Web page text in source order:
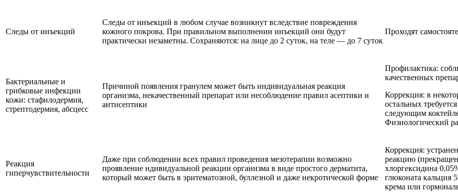
Следы от инъекций
Следы от инъекций в любом случае возникнут вследствие повреждения
кожного покрова. При правильном выполнении инъекций они будут
практически незаметны. Сохраняются: на лице до 2 суток, на теле — до 7 суток
Проходят
Бактериальные и
грибковые инфекции
кожи: стафилодермия,
стрептодермия, абсцесс
Причиной появления гранулем может быть индивидуальная реакция
организма, некачественный препарат или несоблюдение правил асептики и
антисептики
Профилактика:
качественных
Коррекция: в
остальных
следующим
Физиологический
Реакция
гиперчувствительности
Даже при соблюдении всех правил проведения мезотерапии возможно
проявление ндивидуальной реакции организма в виде простого дерматита,
который может быть в эритематозной, буллезной и даже некротической форме
Коррекция:
реакцию
хлоргексидина
глюконата кальция
крема или